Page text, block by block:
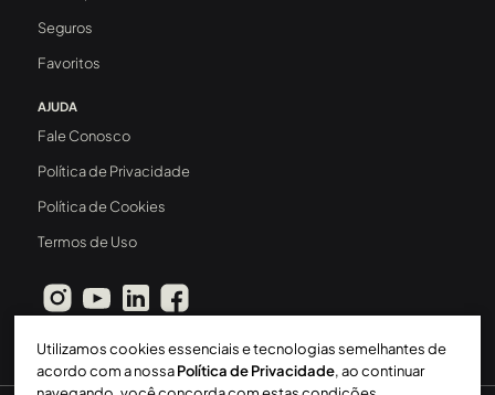
Seguros
Favoritos
AJUDA
Fale Conosco
Política de Privacidade
Política de Cookies
Termos de Uso
Utilizamos cookies essenciais e tecnologias semelhantes de
acordo com a nossaPolítica de Privacidade, ao continuar